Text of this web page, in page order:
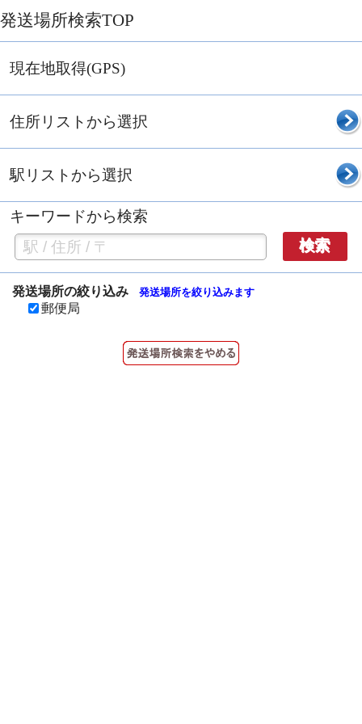
発送場所検索TOP
現在地取得(GPS)
住所リストから選択
駅リストから選択
キーワードから検索
検索
発送場所の絞り込み 発送場所を絞り込みます
郵便局